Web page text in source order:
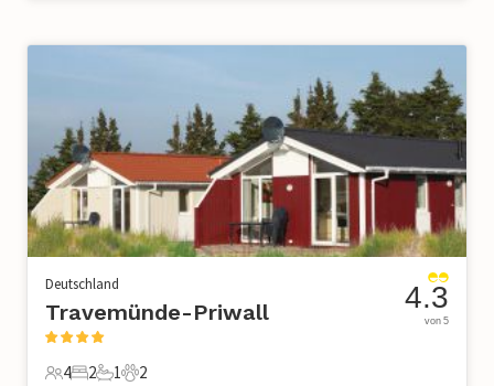
Deutschland
Travemünde-Priwall
4 2 1 2
4.3
von 5